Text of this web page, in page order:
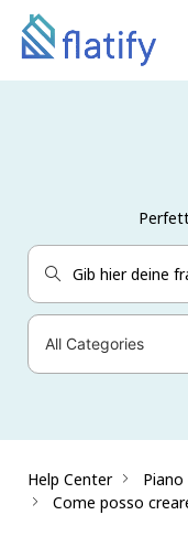
Help Center
Come posso